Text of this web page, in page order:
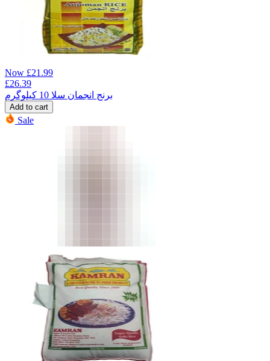
Now £21.99
£26.39
برنج انجمان سلا 10 کیلوگرم
Add to cart
Sale